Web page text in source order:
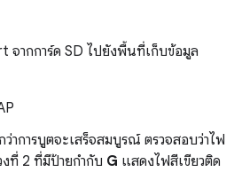
จากการ์ด SD ไปยังพื้นที่เก็บข้อมูล
าการบูตจะเสร็จสมบูรณ์ ตรวจสอบว่าไฟ
ที่ 2 ที่มีป้ายกำกับ G แสดงไฟสีเขียวติด